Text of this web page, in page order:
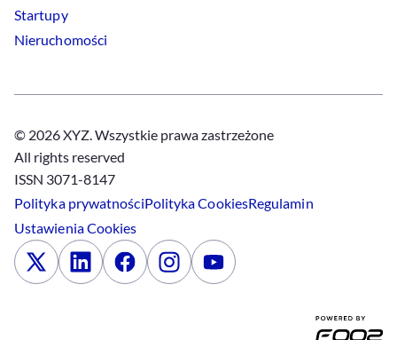
Startupy
Nieruchomości
© 2026 XYZ. Wszystkie prawa zastrzeżone
All rights reserved
ISSN 3071-8147
Polityka prywatnościPolitykaCookiesRegulamin
UstawieniaCookies
x LinkedinFacebookInstagramYoutube